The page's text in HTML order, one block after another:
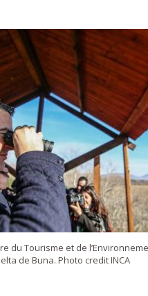
du Tourisme et de
de Buna. Photo credit INCA